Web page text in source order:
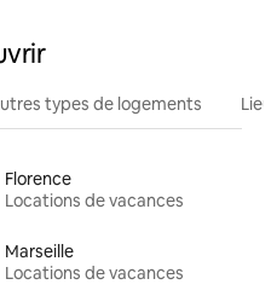
types de logements
Florence
Locations de vacances
Marseille
Locations de vacances